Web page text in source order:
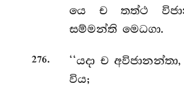
යෙ ච තත්ථ
සම්මන්ති මෙධගා.
276. ‘‘යදාච
විය;